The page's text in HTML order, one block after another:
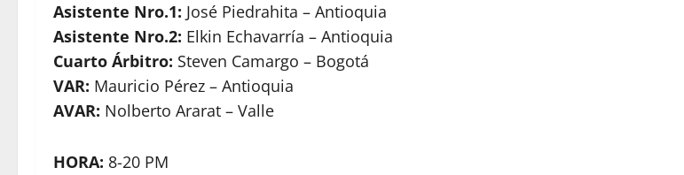
Asistente Nro.1: José Piedrahita – Antioquia
Asistente Nro.2: Elkin Echavarría – Antioquia
Cuarto Árbitro: Steven Camargo – Bogotá
VAR: Mauricio Pérez – Antioquia
AVAR: Nolberto Ararat – Valle
HORA: 8-20 PM